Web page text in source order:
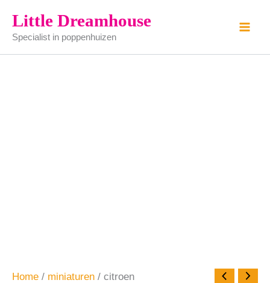
naar
inhoud
Little Dreamhouse
Specialist in poppenhuizen
Home / miniaturen / citroen
aantal